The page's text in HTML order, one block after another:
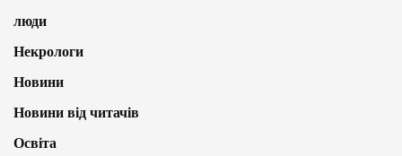
люди
Некрологи
Новини
Новини від читачів
Освіта